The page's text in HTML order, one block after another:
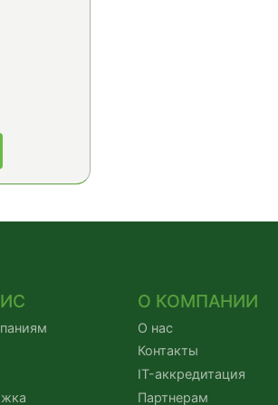
О КОМПАНИИ
О нас
Контакты
IT-аккредитация
Партнерам